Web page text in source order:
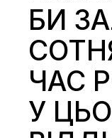
БИ
ЧАС
У